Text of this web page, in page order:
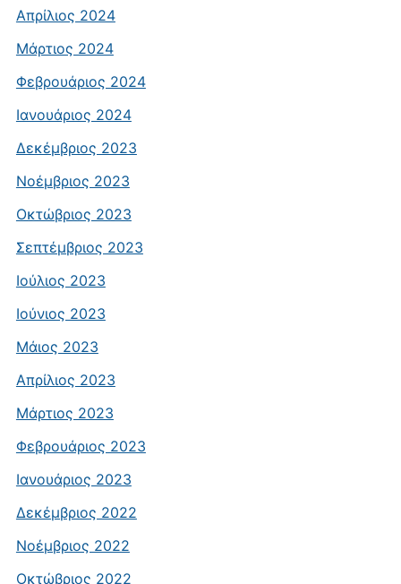
Απρίλιος 2024
Μάρτιος 2024
Φεβρουάριος 2024
Ιανουάριος 2024
Δεκέμβριος 2023
Νοέμβριος 2023
Οκτώβριος 2023
Σεπτέμβριος 2023
Ιούλιος 2023
Ιούνιος 2023
Μάιος 2023
Απρίλιος 2023
Μάρτιος 2023
Φεβρουάριος 2023
Ιανουάριος 2023
Δεκέμβριος 2022
Νοέμβριος 2022
Οκτώβριος 2022